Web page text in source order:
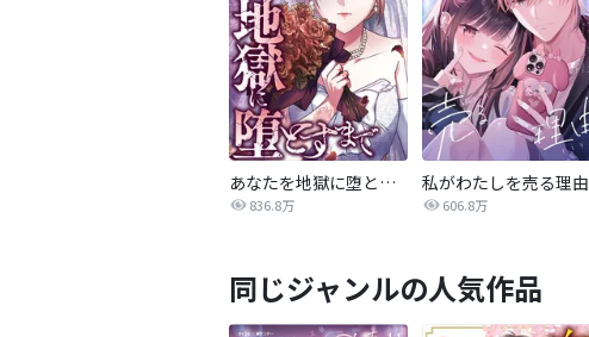
あなたを地獄に堕とすまで
836.8万
私がわたしを売る理由
606.8万
同じジャンルの人気作品